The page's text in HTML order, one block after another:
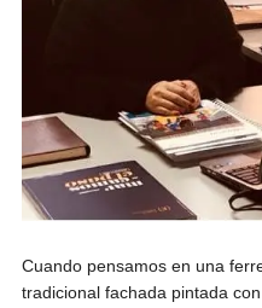
Cuando pensamos en una
tradicional fachada pintada